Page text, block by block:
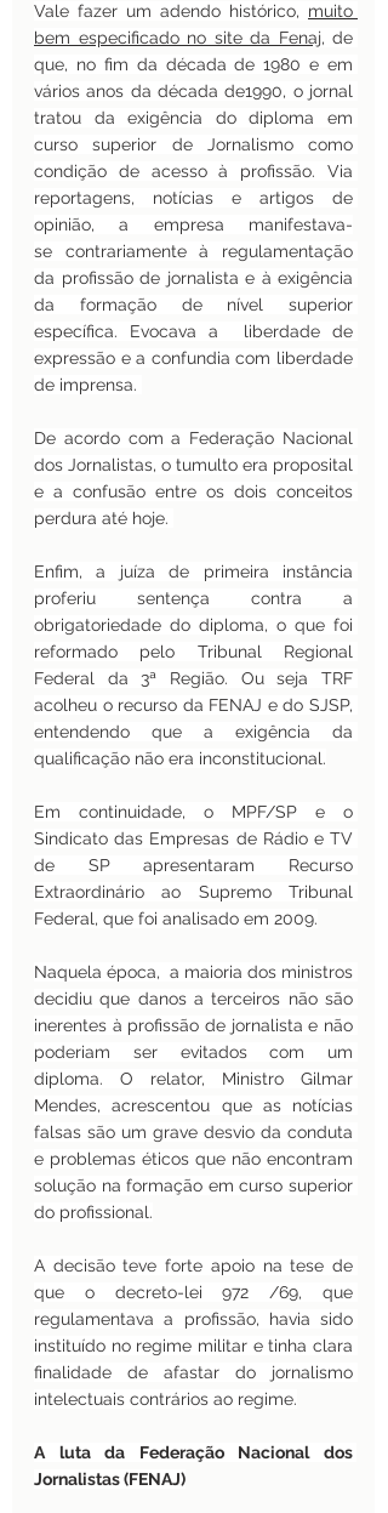
Vale fazer um adendo histórico, muito
bem especificado no site da Fenaj, de
que, no fim da década de 1980 e em
vários anos da década de1990, o jornal
tratou da exigência do diploma em
curso superior de Jornalismo como
condição de acesso à profissão. Via
reportagens, notícias e artigos de
opinião, a empresa manifestava-
se contrariamente à regulamentação
da profissão de jornalista e à exigência
da formação de nível superior
específica. Evocava a  liberdade de
expressão e a confundia com liberdade
de imprensa.
De acordo com a Federação Nacional
dos Jornalistas, o tumulto era proposital
e a confusão entre os dois conceitos
perdura até hoje.
Enfim, a juíza de primeira instância
proferiu sentença contra a
obrigatoriedade do diploma, o que foi
reformado pelo Tribunal Regional
Federal da 3ª Região. Ou seja TRF
acolheu o recurso da FENAJ e do SJSP,
entendendo que a exigência da
qualificação não era inconstitucional.
Em continuidade, o MPF/SP e o
Sindicato das Empresas de Rádio e TV
de SP apresentaram Recurso
Extraordinário ao Supremo Tribunal
Federal, que foi analisado em 2009.
Naquela época,  a maioria dos ministros
decidiu que danos a terceiros não são
inerentes à profissão de jornalista e não
poderiam ser evitados com um
diploma. O relator, Ministro Gilmar
Mendes, acrescentou que as notícias
falsas são um grave desvio da conduta
e problemas éticos que não encontram
solução na formação em curso superior
do profissional.
A decisão teve forte apoio na tese de
que o decreto-lei 972 /69, que
regulamentava a profissão, havia sido
instituído no regime militar e tinha clara
finalidade de afastar do jornalismo
intelectuais contrários ao regime.
A luta da Federação Nacional dos
Jornalistas (FENAJ)